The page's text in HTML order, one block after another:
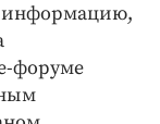
информацию,
форуме